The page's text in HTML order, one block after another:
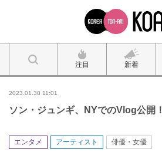
注目 新着
2023.01.30 11:01
ソン・ジュンギ、NYでのVlog公開！
エンタメ アーティスト 俳優・女優